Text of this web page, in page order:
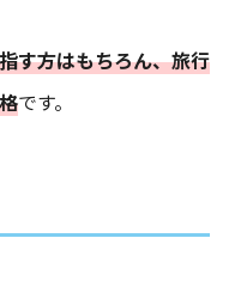
す方はもちろん、旅行
です。